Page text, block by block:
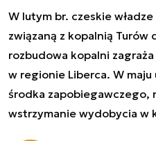
W lutym br. czeskie
związaną z kopalnią Turów
rozbudowa kopalni
w regionie Liberca. W
środka zapobiegawczego,
wstrzymanie wydobycia w